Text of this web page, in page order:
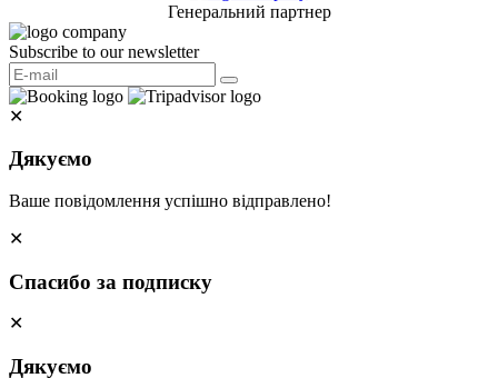
Генеральний партнер
Subscribe to our newsletter
✕
Дякуємо
Ваше повідомлення успішно відправлено!
✕
Спасибо за подписку
✕
Дякуємо